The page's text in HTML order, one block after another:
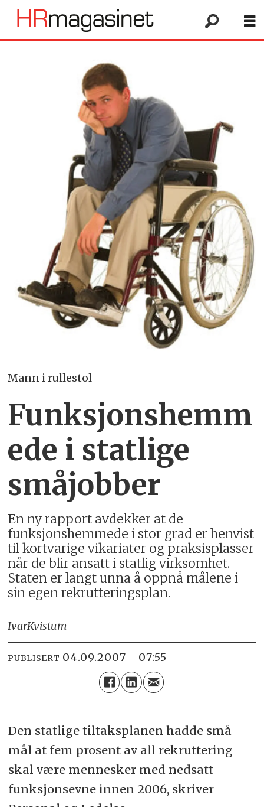
Mann i rullestol
Funksjonshemm
ede i statlige
småjobber
En ny rapport avdekker at de
funksjonshemmede i stor grad er henvist
til kortvarige vikariater og praksisplasser
når de blir ansatt i statlig virksomhet.
Staten er langt unna å oppnå målene i
sin egen rekrutteringsplan.
IvarKvistum
PUBLISERT 04.09.2007 - 07:55
Den statlige tiltaksplanen hadde små
mål at fem prosent av all rekruttering
skal være mennesker med nedsatt
funksjonsevne innen 2006, skriver